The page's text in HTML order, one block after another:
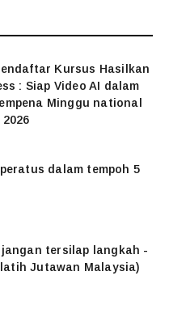
Kursus Hasilkan
: Siap Video AI dalam
Minggu national
dalam tempoh 5
jangan tersilap langkah -
Jutawan Malaysia)